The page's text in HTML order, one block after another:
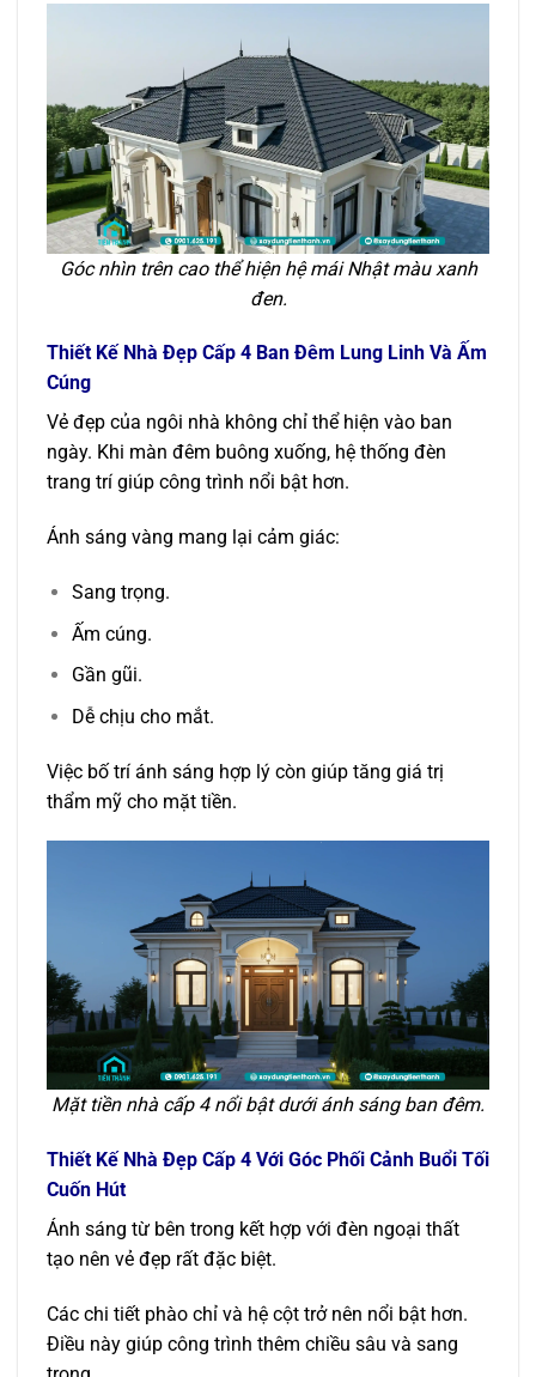
Góc nhìn trên cao thể hiện hệ mái Nhật màu xanh
đen.
Thiết Kế Nhà Đẹp Cấp 4 Ban Đêm Lung Linh Và Ấm
Cúng
Vẻ đẹp của ngôi nhà không chỉ thể hiện vào ban
ngày. Khi màn đêm buông xuống, hệ thống đèn
trang trí giúp công trình nổi bật hơn.
Ánh sáng vàng mang lại cảm giác:
Sang trọng.
Ấm cúng.
Gần gũi.
Dễ chịu cho mắt.
Việc bố trí ánh sáng hợp lý còn giúp tăng giá trị
thẩm mỹ cho mặt tiền.
Mặt tiền nhà cấp 4 nổi bật dưới ánh sáng ban đêm.
Thiết Kế Nhà Đẹp Cấp 4 Với Góc Phối Cảnh Buổi Tối
Cuốn Hút
Ánh sáng từ bên trong kết hợp với đèn ngoại thất
tạo nên vẻ đẹp rất đặc biệt.
Các chi tiết phào chỉ và hệ cột trở nên nổi bật hơn.
Điều này giúp công trình thêm chiều sâu và sang